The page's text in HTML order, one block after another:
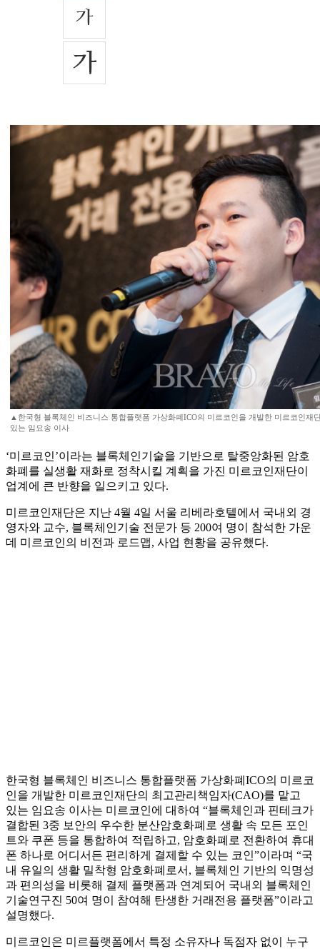
▲한국형 블록체인 비즈니스 통합플랫폼 가상화폐ICO의 미르코인을 개발한 미르코인재
있는 임요송 이사
‘미르코인’이라는 블록체인기술을 기반으로 탈중앙화된 암호
화폐를 실생활 재화로 정착시킬 계획을 가진 미르코인재단이
업계에 큰 반향을 일으키고 있다.
미르코인재단은 지난 4월 4일 서울 리베라호텔에서 국내외 경
영자와 교수, 블록체인기술 전문가 등 200여 명이 참석한 가운
데 미르코인의 비전과 로드맵, 사업 현황을 공유했다.
한국형 블록체인 비즈니스 통합플랫폼 가상화폐ICO의 미르코
인을 개발한 미르코인재단의 최고관리책임자(CAO)를 맡고
있는 임요송 이사는 미르코인에 대하여 “블록체인과 핀테크가
결합된 3중 보안의 우수한 분산암호화폐로 생활 속 모든 포인
트와 쿠폰 등을 통합하여 적립하고, 암호화폐로 전환하여 휴대
폰 하나로 어디서든 편리하게 결제할 수 있는 코인”이라며 “국
내 유일의 생활 밀착형 암호화폐로서, 블록체인 기반의 익명성
과 편의성을 비롯해 결제 플랫폼과 연계되어 국내외 블록체인
기술연구진 50여 명이 참여해 탄생한 거래전용 플랫폼”이라고
설명했다.
미르코인은 미르플랫폼에서 특정 소유자나 독점자 없이 누구